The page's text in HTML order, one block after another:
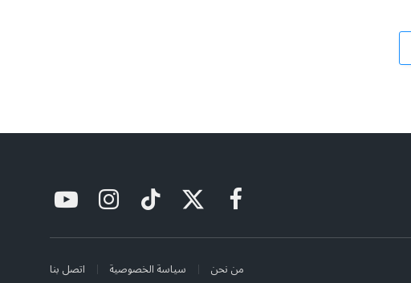
فيسبوكX تيكتوك الانستغراميوتيوب
من نحن سياسة الخصوصية اتصل بنا